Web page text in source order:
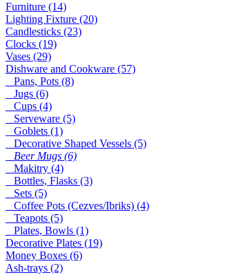
Furniture (14)
Lighting Fixture (20)
Candlesticks (23)
Clocks (19)
Vases (29)
Dishware and Cookware (57)
Pans, Pots (8)
Jugs (6)
Cups (4)
Serveware (5)
Goblets (1)
Decorative Shaped Vessels (5)
Beer Mugs (6)
Makitry (4)
Bottles, Flasks (3)
Sets (5)
Coffee Pots (Cezves/Ibriks) (4)
Teapots (5)
Plates, Bowls (1)
Decorative Plates (19)
Money Boxes (6)
Ash-trays (2)